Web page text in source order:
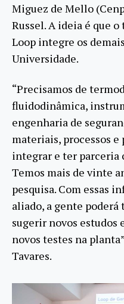
Miguez de Mello
Russel. A ideia é que
Loop integre os
Universidade.
“Precisamos de
fluidodinâmica,
engenharia de
materiais, processos
integrar e ter parceria
Temos mais de vinte
pesquisa. Com essas
aliado, a gente poderá
sugerir novos
novos testes na
Tavares.